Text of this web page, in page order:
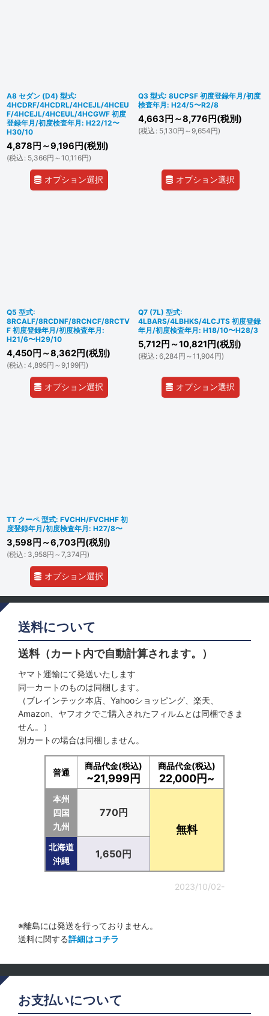
A8 セダン (D4) 型式:
4HCDRF/4HCDRL/4HCEJL/4HCEU
F/4HCEJL/4HCEUL/4HCGWF 初度
登録年月/初度検査年月: H22/12〜
H30/10
4,878 円 ～9,196 円(税別)
(税込 : 5,366円 ～10,116円)
オプション選択
Q3 型式: 8UCPSF 初度登録年月/初度
検査年月: H24/5〜R2/8
4,663 円 ～8,776 円(税別)
(税込 : 5,130円 ～9,654円)
オプション選択
Q5 型式:
8RCALF/8RCDNF/8RCNCF/8RCTV
F 初度登録年月/初度検査年月:
H21/6〜H29/10
4,450円 ～8,362円(税別)
(税込 : 4,895円 ～9,199円)
オプション選択
Q7 (7L) 型式:
4LBARS/4LBHKS/4LCJTS 初度登録
年月/初度検査年月: H18/10〜H28/3
5,712円 ～10,821 円(税別)
(税込 : 6,284円 ～11,904円)
オプション選択
TT クーペ 型式: FVCHH/FVCHHF 初
度登録年月/初度検査年月: H27/8〜
3,598 円 ～6,703 円(税別)
(税込 : 3,958円 ～7,374円)
オプション選択
送料について
送料（カート内で自動計算されます。）
ヤマト運輸にて発送いたします
同一カートのものは同梱します。
（ブレインテック本店、Yahooショッピング、楽天、
Amazon、ヤフオクでご購入されたフィルムとは同梱できま
せん。）
別カートの場合は同梱しません。
普通
商品代金(税込)
~21,999円
商品代金(税込)
22,000円~
本州
四国
九州
770円
無料
北海道
沖縄
1,650円
2023/10/02-
※離島には発送を行っておりません。
送料に関する詳細はコチラ
お支払いについて